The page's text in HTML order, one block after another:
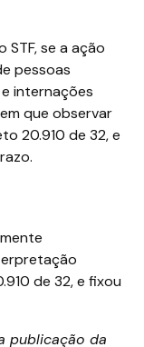
se a ação
pessoas
internações
que observar
20.910 de 32, e
de 32, e fixou
publicação da